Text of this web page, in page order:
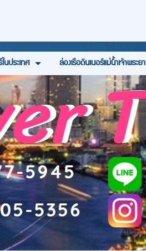
นประเทศ ล่องเรือดินเนอร์แม่น้ำเจ้าพระยา